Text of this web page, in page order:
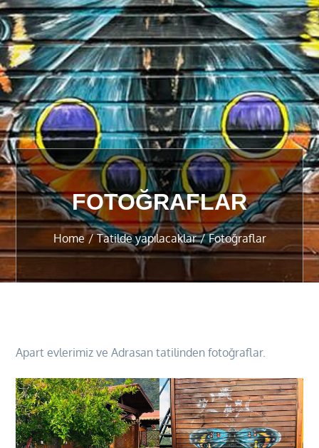
FOTOĞRAFLAR
Home Tatilde yapılacaklar Fotoğraflar
Apart evlerimiz ve Adrasan tatilinden fotoğraflar.